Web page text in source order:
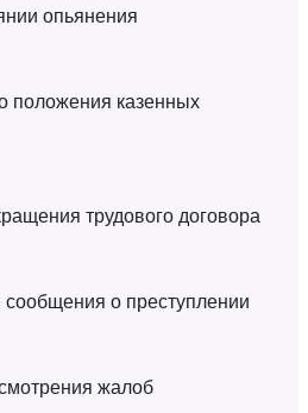
опьянения
положения казенных
трудового договора
о преступлении
жалоб